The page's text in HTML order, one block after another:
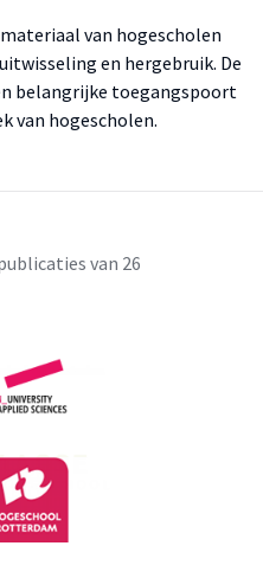
van hogescholen
en hergebruik. De
belangrijke toegangspoort
van hogescholen.
van 26